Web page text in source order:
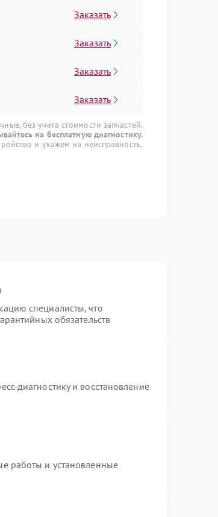
Заказать
Заказать
Заказать
Заказать
без учета стоимости запчастей.
на бесплатную диагностику.
и укажем на неисправность.
специалисты, что
обязательств
диагностику и восстановление
работы и установленные